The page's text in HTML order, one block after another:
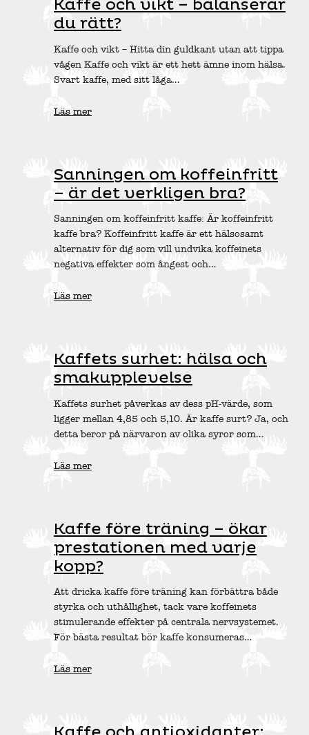
Kaffe och vikt – balanserar
du rätt?
Kaffe och vikt – Hitta din guldkant utan att tippa
vågen Kaffe och vikt är ett hett ämne inom hälsa.
Svart kaffe, med sitt låga…
Läs mer
Sanningen om koffeinfritt
– är det verkligen bra?
Sanningen om koffeinfritt kaffe: Är koffeinfritt
kaffe bra? Koffeinfritt kaffe är ett hälsosamt
alternativ för dig som vill undvika koffeinets
negativa effekter som ångest och…
Läs mer
Kaffets surhet: hälsa och
smakupplevelse
Kaffets surhet påverkas av dess pH-värde, som
ligger mellan 4,85 och 5,10. Är kaffe surt? Ja, och
detta beror på närvaron av olika syror som…
Läs mer
Kaffe före träning – ökar
prestationen med varje
kopp?
Att dricka kaffe före träning kan förbättra både
styrka och uthållighet, tack vare koffeinets
stimulerande effekter på centrala nervsystemet.
För bästa resultat bör kaffe konsumeras…
Läs mer